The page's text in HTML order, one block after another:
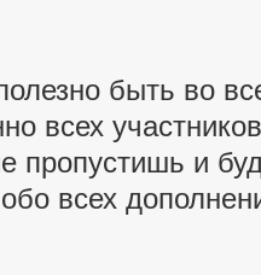
быть во
всех
пропустишь и
всех